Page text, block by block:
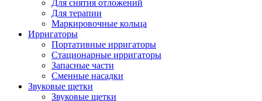
Для снятия отложений
Для терапии
Маркировочные кольца
Ирригаторы
Портативные ирригаторы
Стационарные ирригаторы
Запасные части
Сменные насадки
Звуковые щетки
Звуковые щетки